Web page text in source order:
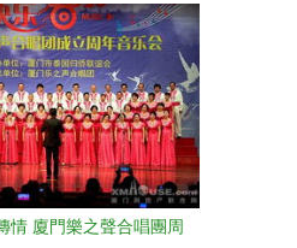
情 廈門樂之聲合唱團周